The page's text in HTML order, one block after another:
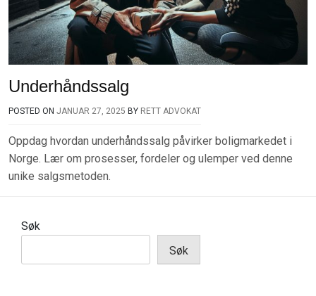
Underhåndssalg
POSTED ON JANUAR 27, 2025 BY RETT ADVOKAT
Oppdag hvordan underhåndssalg påvirker boligmarkedet i
Norge. Lær om prosesser, fordeler og ulemper ved denne
unike salgsmetoden.
Søk
Søk